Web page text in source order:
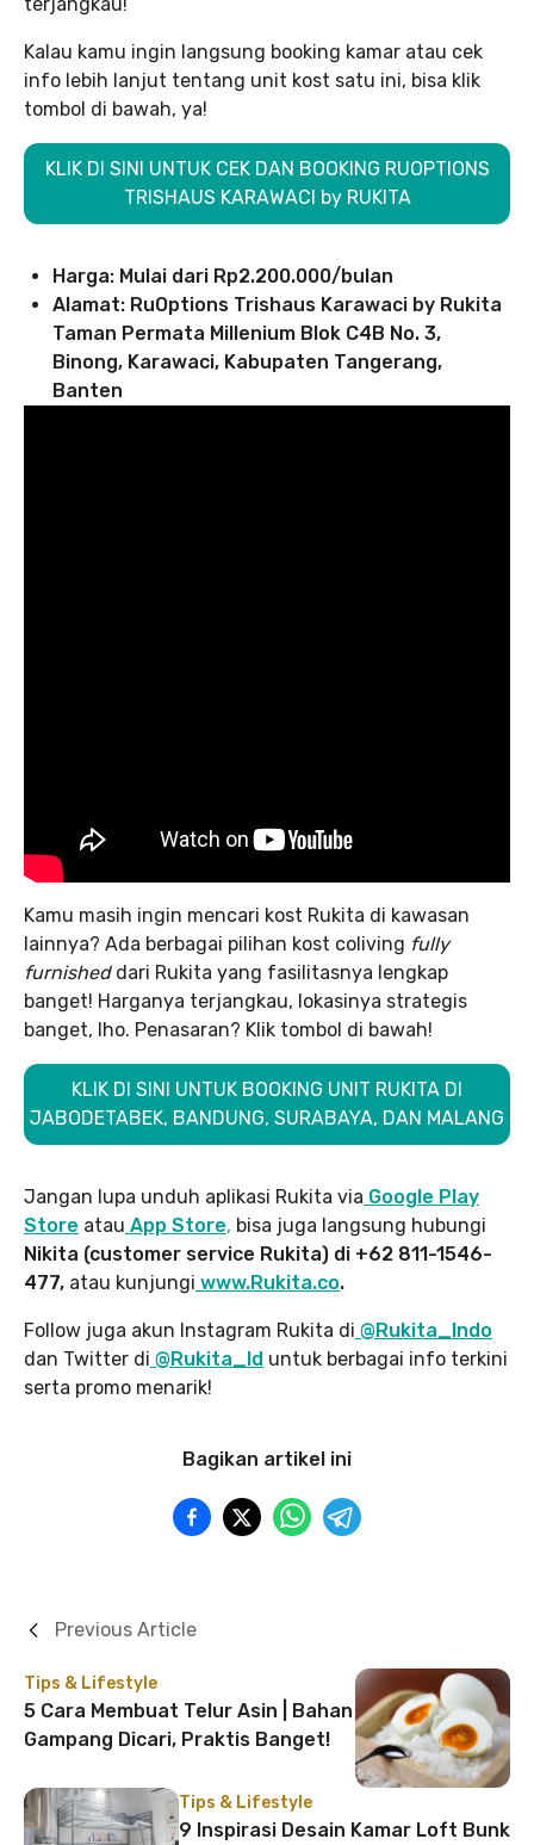
Kalau kamu ingin langsung booking kamar atau cek
info lebih lanjut tentang unit kost satu ini, bisa klik
tombol di bawah, ya!
KLIK DI SINI UNTUK CEK DAN BOOKING RUOPTIONS
TRISHAUS KARAWACI by RUKITA
Harga: Mulai dari Rp2.200.000/bulan
Alamat: RuOptions Trishaus Karawaci by Rukita
Taman Permata Millenium Blok C4B No. 3,
Binong, Karawaci, Kabupaten Tangerang,
Banten
Kamu masih ingin mencari kost Rukita di kawasan
lainnya? Ada berbagai pilihan kost coliving fully
furnished dari Rukita yang fasilitasnya lengkap
banget! Harganya terjangkau, lokasinya strategis
banget, lho. Penasaran? Klik tombol di bawah!
KLIK DI SINI UNTUK BOOKING UNIT RUKITA DI
JABODETABEK, BANDUNG, SURABAYA, DAN MALANG
Jangan lupa unduh aplikasi Rukita via Google Play
Store atau App Store, bisa juga langsung hubungi
Nikita (customer service Rukita) di +62 811-1546-
477, atau kunjungi www.Rukita.co.
Follow juga akun Instagram Rukita di @Rukita_Indo
dan Twitter di @Rukita_Id untuk berbagai info terkini
serta promo menarik!
Bagikan artikel ini
Tips & Lifestyle
5 Cara Membuat Telur Asin | Bahan
Gampang Dicari, Praktis Banget!
Previous Article
Tips & Lifestyle
9 Inspirasi Desain Kamar Loft Bunk